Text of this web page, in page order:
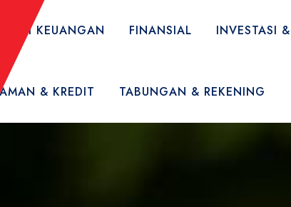
KEUANGAN FINANSIAL INVESTASI
& KREDIT TABUNGAN & REKENING